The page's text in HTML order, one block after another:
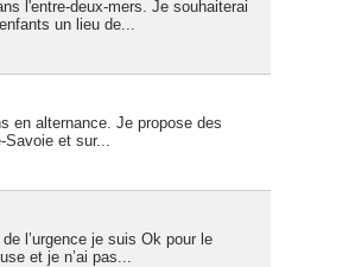
l'entre-deux-mers. Je souhaiterai
un lieu de...
en alternance. Je propose des
Savoie et sur...
l’urgence je suis Ok pour le
et je n’ai pas...